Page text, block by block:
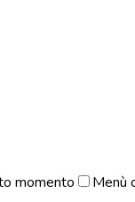
momento Menù